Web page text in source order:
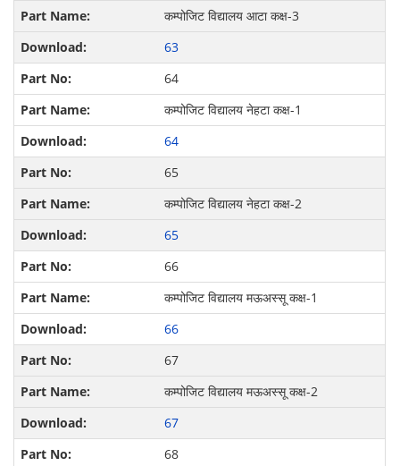
कम्पोजिट विद्यालय आटा कक्ष-3
63
64
कम्पोजिट विद्यालय नेहटा कक्ष-1
64
65
कम्पोजिट विद्यालय नेहटा कक्ष-2
65
66
कम्पोजिट विद्यालय मऊअस्सू कक्ष-1
66
67
कम्पोजिट विद्यालय मऊअस्सू कक्ष-2
67
68